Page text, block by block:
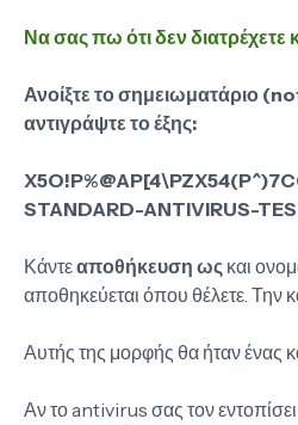
Να σας πω ότι δεν διατρέχετε
Ανοίξτε το σημειωματάριο
αντιγράψτε το έξης:
STANDARD-ANTIVIRUS-
Κάντεαποθήκευση ως και
αποθηκεύεται όπου θέλετε. Την
Αυτής της μορφής θα ήταν ένας
Αν το antivirus σας τον εντοπίσει